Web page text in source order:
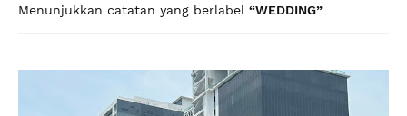
Menunjukkan catatan yang berlabel WEDDING